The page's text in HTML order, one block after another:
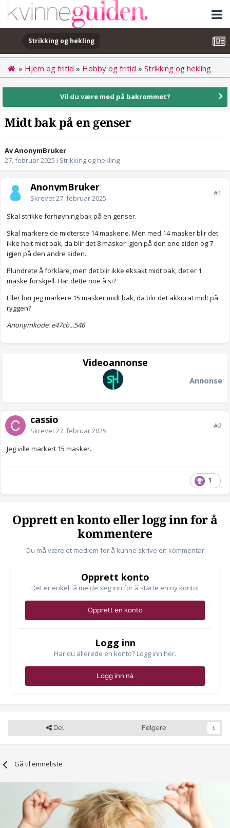
Strikking og hekling
» Hjem og fritid » Hobby og fritid » Strikking og hekling
Vil du være med på bakrommet?
Midt bak på en genser
Av AnonymBruker
27. februar 2025 i Strikking og hekling
AnonymBruker
Skrevet27. februar 2025
#1
Skal strikke forhøyning bak på en genser.
Skal markere de midterste 14 maskene. Men med 14 masker blir det
ikke helt midt bak, da blir det 8 masker igjen på den ene siden og 7
igjen på den andre siden.
Plundrete å forklare, men det blir ikke eksakt midt bak, det er 1
maske forskjell. Har dette noe å si?
Eller bør jeg markere 15 masker midt bak, da blir det akkurat midt på
ryggen?
Anonymkode: e47cb...546
Videoannonse
Annonse
cassio
Skrevet27. februar 2025
#2
Jeg ville markert 15 masker.
1
Opprett en konto eller logg inn for å
kommentere
Du må være et medlem for å kunne skrive en kommentar
Opprett konto
Det er enkelt å melde seg inn for å starte en ny konto!
Opprett en konto
Logg inn
Har du allerede en konto? Logg inn her.
Logg inn nå
Del Følgere 1
Gå til emneliste